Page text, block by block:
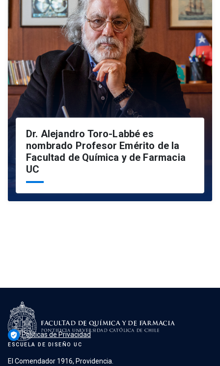
Dr. Alejandro Toro-Labbé es
nombrado Profesor Emérito de la
Facultad de Química y de Farmacia
UC
verified_user Políticas de Privacidad
ESCUELA DE DISEÑO UC
El Comendador 1916, Providencia.